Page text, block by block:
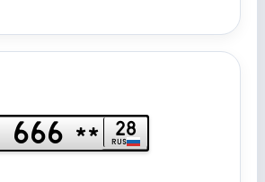
666 ** 28
RUS